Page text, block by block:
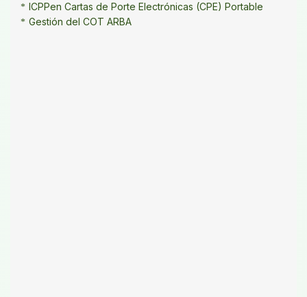
ICPPen Cartas de Porte Electrónicas (CPE) Portable
Gestión del COT ARBA